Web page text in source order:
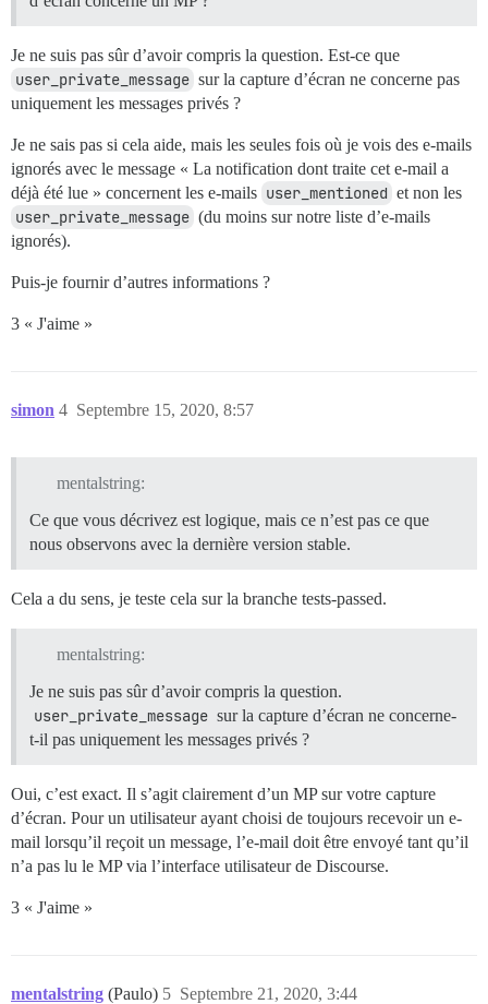
Je ne suis pas sûr d’avoir compris la question. Est-ce que
user_private_message sur la capture d’écran ne concerne pas
uniquement les messages privés ?
Je ne sais pas si cela aide, mais les seules fois où je vois des e-mails
ignorés avec le message « La notification dont traite cet e-mail a
déjà été lue » concernent les e-mails user_mentioned et non les
user_private_message (du moins sur notre liste d’e-mails
ignorés).
Puis-je fournir d’autres informations ?
3 « J'aime »
simon Septembre 15, 2020, 8:57
4
mentalstring:
Ce que vous décrivez est logique, mais ce n’est pas ce que
nous observons avec la dernière version stable.
Cela a du sens, je teste cela sur la branche tests-passed.
mentalstring:
Je ne suis pas sûr d’avoir compris la question.
user_private_message sur la capture d’écran ne concerne-
t-il pas uniquement les messages privés ?
Oui, c’est exact. Il s’agit clairement d’un MP sur votre capture
d’écran. Pour un utilisateur ayant choisi de toujours recevoir un e-
mail lorsqu’il reçoit un message, l’e-mail doit être envoyé tant qu’il
n’a pas lu le MP via l’interface utilisateur de Discourse.
3 « J'aime »
mentalstring (Paulo) Septembre 21, 2020, 3:44
5